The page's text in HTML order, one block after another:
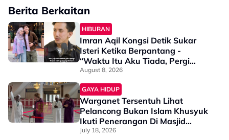
Berita Berkaitan
HIBURAN
Imran Aqil Kongsi Detik Sukar
Isteri Ketika Berpantang -
“Waktu Itu Aku Tiada, Pergi
Nepal Naik Gunung 10 Hari…”
August 8, 2026
GAYA HIDUP
Warganet Tersentuh Lihat
Pelancong Bukan Islam Khusyuk
Ikuti Penerangan Di Masjid
Negara
July 18, 2026